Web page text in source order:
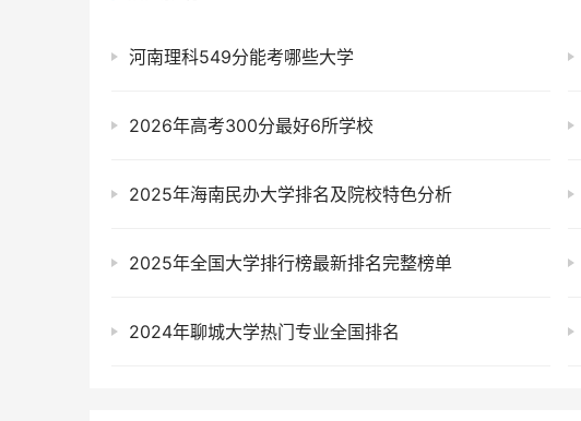
河南理科549分能考哪些大学
2026年高考300分最好6所学校
2025年海南民办大学排名及院校特色分析
2025年全国大学排行榜最新排名完整榜单
2024年聊城大学热门专业全国排名